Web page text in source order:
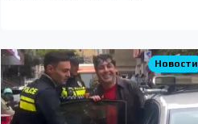
Новости